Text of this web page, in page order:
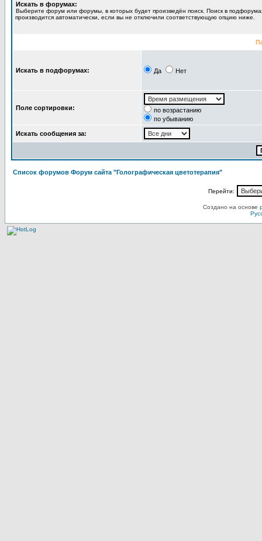
Искать в форумах:
Выберите форум или форумы, в которых будет произведён поиск. Поиск в
производится автоматически, если вы не отключили соответствующую опцию ниже.
Искать в подфорумах: Да Нет
Поле сортировки:
по возрастанию
по убыванию
Искать сообщения за:
Список форумов Форум сайта "Голографическая цветотерапия"
Перейти:
Создано на основе